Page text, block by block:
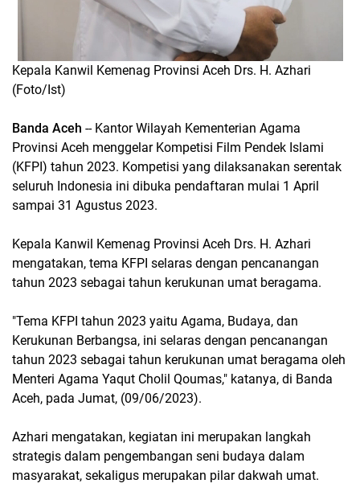
Kepala Kanwil Kemenag Provinsi Aceh Drs. H. Azhari
(Foto/Ist)
Banda Aceh -- Kantor Wilayah Kementerian Agama
Provinsi Aceh menggelar Kompetisi Film Pendek Islami
(KFPI) tahun 2023. Kompetisi yang dilaksanakan serentak
seluruh Indonesia ini dibuka pendaftaran mulai 1 April
sampai 31 Agustus 2023.
Kepala Kanwil Kemenag Provinsi Aceh Drs. H. Azhari
mengatakan, tema KFPI selaras dengan pencanangan
tahun 2023 sebagai tahun kerukunan umat beragama.
"Tema KFPI tahun 2023 yaitu Agama, Budaya, dan
Kerukunan Berbangsa, ini selaras dengan pencanangan
tahun 2023 sebagai tahun kerukunan umat beragama oleh
Menteri Agama Yaqut Cholil Qoumas," katanya, di Banda
Aceh, pada Jumat, (09/06/2023).
Azhari mengatakan, kegiatan ini merupakan langkah
strategis dalam pengembangan seni budaya dalam
masyarakat, sekaligus merupakan pilar dakwah umat.